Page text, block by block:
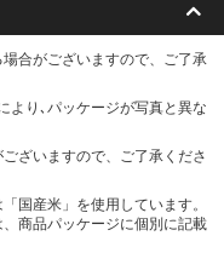
合がございますので、ご了承
より､パッケージが写真と異な
ざいますので、ご了承くださ
国産米」を使用しています。
商品パッケージに個別に記載